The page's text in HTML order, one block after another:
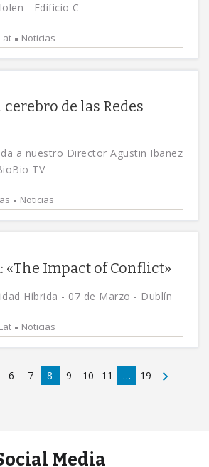
- Edificio C
Noticias
cerebro de las Redes
a nuestro Director Agustin Ibañez
TV
Noticias
«The Impact of Conflict»
Híbrida - 07 de Marzo - Dublín
Noticias
6 7 8 9 10 11 … 19
Media